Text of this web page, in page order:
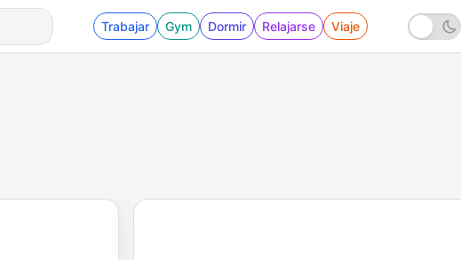
Trabajar Gym Dormir Relajarse Viaje